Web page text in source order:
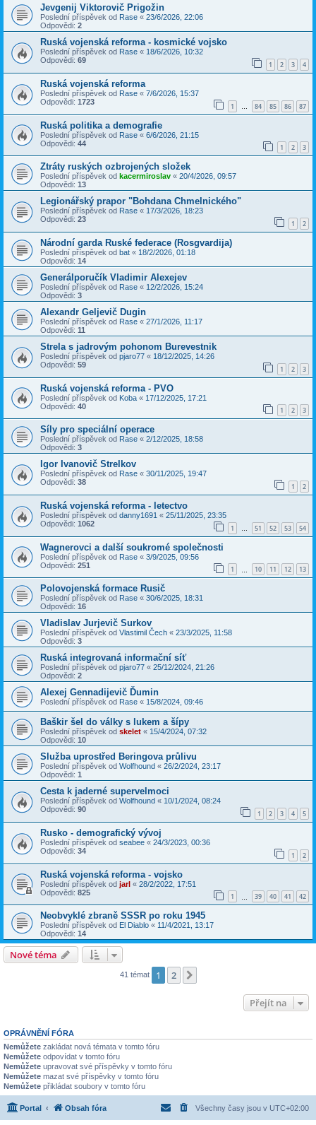
Jevgenij Viktorovič Prigožin
Poslední příspěvek od Rase « 23/6/2026, 22:06
Odpovědi: 2
Ruská vojenská reforma - kosmické vojsko
Poslední příspěvek od Rase « 18/6/2026, 10:32
Odpovědi: 69 1 2 3 4
Ruská vojenská reforma
Poslední příspěvek od Rase « 7/6/2026, 15:37
Odpovědi: 1723 1 … 84 85 86 87
Ruská politika a demografie
Poslední příspěvek od Rase « 6/6/2026, 21:15
Odpovědi: 44 1 2 3
Ztráty ruských ozbrojených složek
Poslední příspěvek od kacermiroslav « 20/4/2026, 09:57
Odpovědi: 13
Legionářský prapor "Bohdana Chmelnického"
Poslední příspěvek od Rase « 17/3/2026, 18:23
Odpovědi: 23 1 2
Národní garda Ruské federace (Rosgvardija)
Poslední příspěvek od bat « 18/2/2026, 01:18
Odpovědi: 14
Generálporučík Vladimir Alexejev
Poslední příspěvek od Rase « 12/2/2026, 15:24
Odpovědi: 3
Alexandr Geljevič Dugin
Poslední příspěvek od Rase « 27/1/2026, 11:17
Odpovědi: 11
Strela s jadrovým pohonom Burevestnik
Poslední příspěvek od pjaro77 « 18/12/2025, 14:26
Odpovědi: 59 1 2 3
Ruská vojenská reforma - PVO
Poslední příspěvek od Koba « 17/12/2025, 17:21
Odpovědi: 40 1 2 3
Síly pro speciální operace
Poslední příspěvek od Rase « 2/12/2025, 18:58
Odpovědi: 3
Igor Ivanovič Strelkov
Poslední příspěvek od Rase « 30/11/2025, 19:47
Odpovědi: 38 1 2
Ruská vojenská reforma - letectvo
Poslední příspěvek od danny1691 « 25/11/2025, 23:35
Odpovědi: 1062 1 … 51 52 53 54
Wagnerovci a další soukromé společnosti
Poslední příspěvek od Rase « 3/9/2025, 09:56
Odpovědi: 251 1 10 11 12 13
Polovojenská formace Rusič
Poslední příspěvek od Rase « 30/6/2025, 18:31
Odpovědi: 16
Vladislav Jurjevič Surkov
Poslední příspěvek od Vlastimil Čech « 23/3/2025, 11:58
Odpovědi: 3
Ruská integrovaná informační síť
Poslední příspěvek od pjaro77 « 25/12/2024, 21:26
Odpovědi: 2
Alexej Gennadijevič Ďumin
Poslední příspěvek od Rase « 15/8/2024, 09:46
Baškir šel do války s lukem a šípy
Poslední příspěvek od skelet « 15/4/2024, 07:32
Odpovědi: 10
Služba uprostřed Beringova průlivu
Poslední příspěvek od Wolfhound « 26/2/2024, 23:17
Odpovědi: 1
Cesta k jaderné supervelmoci
Poslední příspěvek od Wolfhound « 10/1/2024, 08:24
Odpovědi: 90 1 2 3 4 5
Rusko - demografický vývoj
Poslední příspěvek od seabee « 24/3/2023, 00:36
Odpovědi: 34 1 2
Ruská vojenská reforma - vojsko
Poslední příspěvek od jarl « 28/2/2022, 17:51
Odpovědi: 825 1 39 40 41 42
Neobvyklé zbraně SSSR po roku 1945
Poslední příspěvek od El Diablo « 11/4/2021, 13:17
Odpovědi: 14
Nové téma
41 témat 1 2
Přejít na
OPRÁVNĚNÍ FÓRA
Nemůžete zakládat nová témata v tomto fóru
Nemůžete odpovídat v tomto fóru
Nemůžete upravovat své příspěvky v tomto fóru
Nemůžete mazat své příspěvky v tomto fóru
Nemůžete přikládat soubory v tomto fóru
Portal Obsah fóra Všechny časy jsou v UTC+02:00